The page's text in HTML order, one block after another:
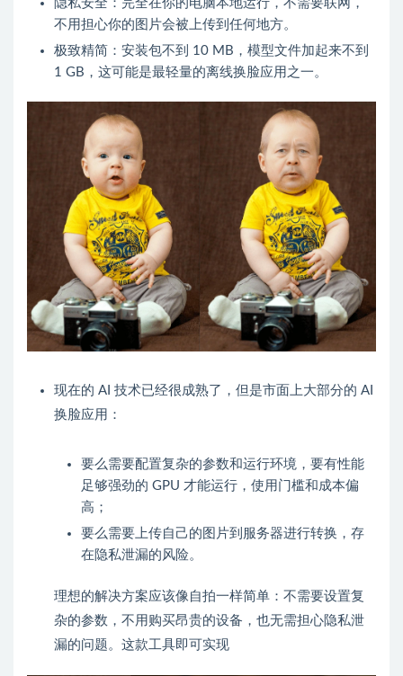
隐私安全：完全在你的电脑本地运行，不需要联网，
不用担心你的图片会被上传到任何地方。
极致精简：安装包不到 10 MB，模型文件加起来不到
1 GB，这可能是最轻量的离线换脸应用之一。
现在的 AI 技术已经很成熟了，但是市面上大部分的 AI
换脸应用：
要么需要配置复杂的参数和运行环境，要有性能
足够强劲的 GPU 才能运行，使用门槛和成本偏
高；
要么需要上传自己的图片到服务器进行转换，存
在隐私泄漏的风险。
理想的解决方案应该像自拍一样简单：不需要设置复
杂的参数，不用购买昂贵的设备，也无需担心隐私泄
漏的问题。这款工具即可实现